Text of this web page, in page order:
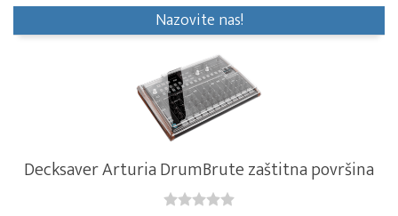
Nazovite nas!
Decksaver Arturia DrumBrute zaštitna površina